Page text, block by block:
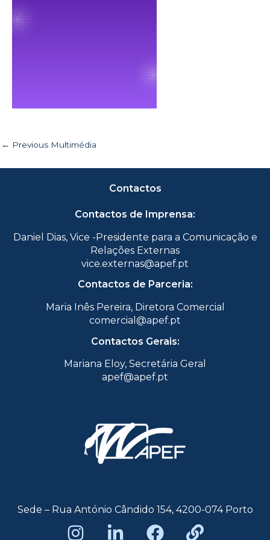
← Previous Multimédia
Contactos
Contactos de Imprensa:
Daniel Dias, Vice -Presidente para a Comunicação e
Relações Externas
vice.externas@apef.pt
Contactos de Parceria:
Maria Inês Pereira, Diretora Comercial
comercial@apef.pt
Contactos Gerais:
Mariana Eloy, Secretária Geral
apef@apef.pt
Sede – Rua António Cândido 154, 4200-074 Porto